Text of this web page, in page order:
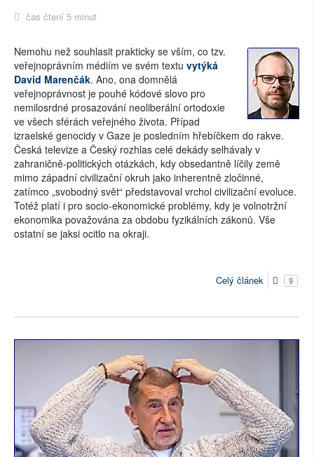
čas čtení 5 minut
Nemohu než souhlasit prakticky se vším, co tzv.
veřejnoprávním médiím ve svém textu vytýká
David Marenčák. Ano, ona domnělá
veřejnoprávnost je pouhé kódové slovo pro
nemilosrdné prosazování neoliberální ortodoxie
ve všech sférách veřejného života. Případ
izraelské genocidy v Gaze je posledním hřebíčkem do rakve.
Česká televize a Český rozhlas celé dekády selhávaly v
zahraničně-politických otázkách, kdy obsedantně líčily země
mimo západní civilizační okruh jako inherentně zločinné,
zatímco „svobodný svět“ představoval vrchol civilizační evoluce.
Totéž platí i pro socio-ekonomické problémy, kdy je volnotržní
ekonomika považována za obdobu fyzikálních zákonů. Vše
ostatní se jaksi ocitlo na okraji.
Celý článek 9